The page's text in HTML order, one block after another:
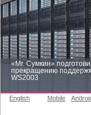
«Mr. Сумкин»
прекращению
WS2003
English Mobile